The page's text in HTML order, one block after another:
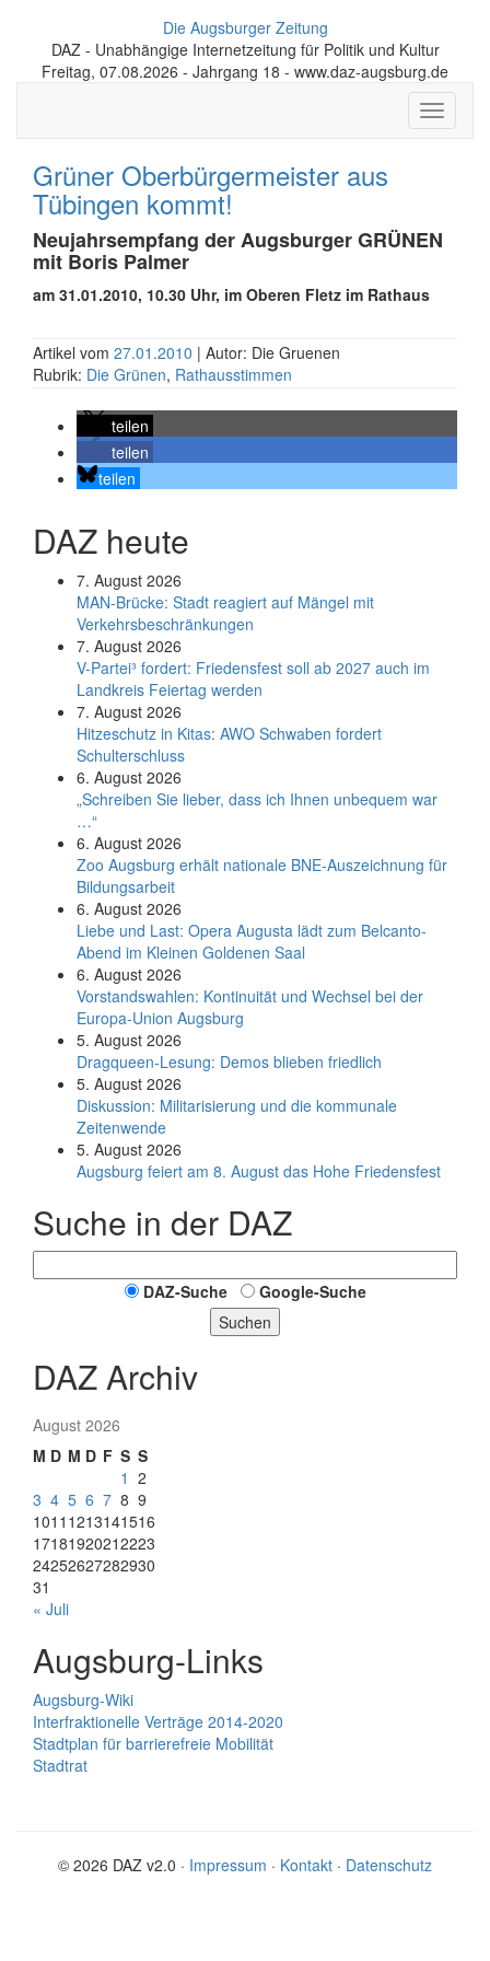
Die Augsburger Zeitung
DAZ - Unabhängige Internetzeitung für Politik und Kultur
Freitag, 07.08.2026 - Jahrgang 18 - www.daz-augsburg.de
Toggle
Grüner Oberbürgermeister aus
Tübingen kommt!
Neujahrsempfang der Augsburger GRÜNEN
mit Boris Palmer
am 31.01.2010, 10.30 Uhr, im Oberen Fletz im Rathaus
Artikel vom 27.01.2010 | Autor: Die Gruenen
Rubrik: Die Grünen, Rathausstimmen
teilen
teilen
teilen
DAZ heute
7. August 2026
MAN-Brücke: Stadt reagiert auf Mängel mit
Verkehrsbeschränkungen
7. August 2026
V-Partei­³ fordert: Friedens­fest soll ab 2027 auch im
Land­kreis Feier­tag werden
7. August 2026
Hitzeschutz in Kitas: AWO Schwaben fordert
Schulterschluss
6. August 2026
„Schreiben Sie lieber, dass ich Ihnen unbequem war
…“
6. August 2026
Zoo Augsburg erhält nationale BNE-Auszeichnung für
Bildungsarbeit
6. August 2026
Liebe und Last: Opera Augusta lädt zum Belcanto-
Abend im Kleinen Goldenen Saal
6. August 2026
Vorstandswahlen: Kontinuität und Wechsel bei der
Europa-Union Augsburg
5. August 2026
Dragqueen-Lesung: Demos blieben friedlich
5. August 2026
Diskussion: Mi­li­ta­ri­sie­rung und die kommunale
Zeitenwende
5. August 2026
Augsburg feiert am 8. August das Hohe Friedensfest
Suche in der DAZ
DAZ-Suche
Google-Suche
Suchen
DAZ Archiv
August 2026
M D M D F S S
1 2
3 4 5 6 7 8 9
1011 1213141516
17181920212223
24252627282930
31
« Juli
Augsburg-Links
Augsburg-Wiki
Interfraktionelle Verträge 2014-2020
Stadtplan für barrierefreie Mobilität
Stadtrat
© 2026 DAZ v2.0 · Impressum · Kontakt · Datenschutz